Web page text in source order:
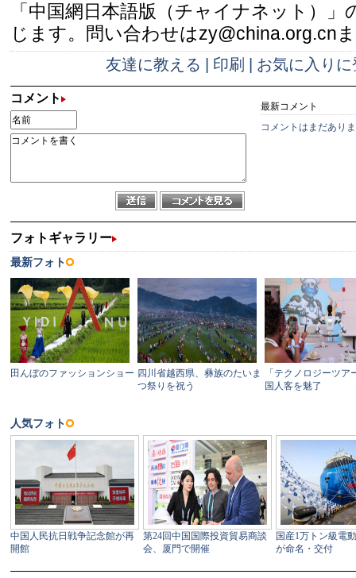
「中国網日本語版（チャイナネット）」
じます。問い合わせはzy@china.org.cn
友達に教える 印刷 お気に入りに
コメント
最新コメント
コメントはまだあり